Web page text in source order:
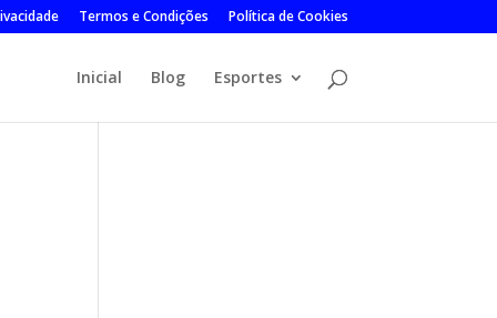
Termos e Condições Política de Cookies
Inicial Blog Esportes